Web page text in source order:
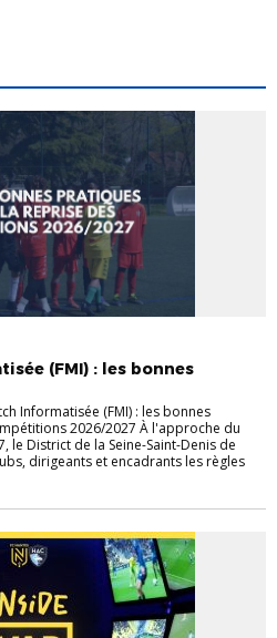
(FMI) : les bonnes
Informatisée (FMI) : les bonnes
2026/2027 À l'approche du
le District de la Seine-Saint-Denis de
dirigeants et encadrants les règles